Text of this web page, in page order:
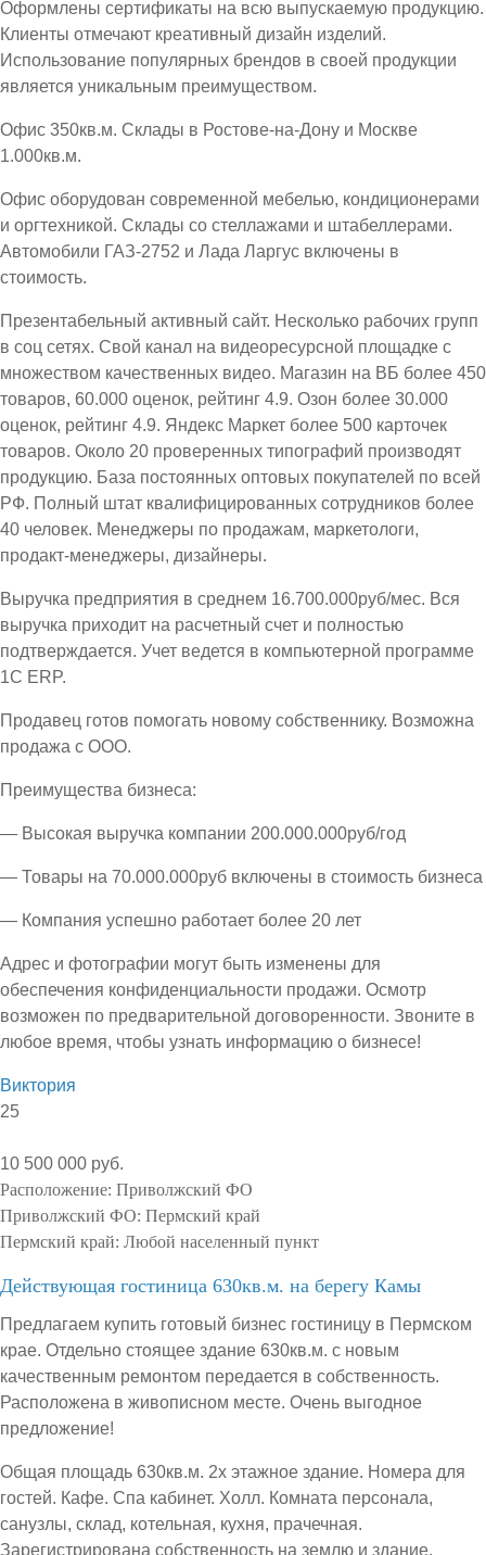
Оформлены сертификаты на всю выпускаемую продукцию.
Клиенты отмечают креативный дизайн изделий.
Использование популярных брендов в своей продукции
является уникальным преимуществом.
Офис 350кв.м. Склады в Ростове-на-Дону и Москве
1.000кв.м.
Офис оборудован современной мебелью, кондиционерами
и оргтехникой. Склады со стеллажами и штабеллерами.
Автомобили ГАЗ-2752 и Лада Ларгус включены в
стоимость.
Презентабельный активный сайт. Несколько рабочих групп
в соц сетях. Свой канал на видеоресурсной площадке с
множеством качественных видео. Магазин на ВБ более 450
товаров, 60.000 оценок, рейтинг 4.9. Озон более 30.000
оценок, рейтинг 4.9. Яндекс Маркет более 500 карточек
товаров. Около 20 проверенных типографий производят
продукцию. База постоянных оптовых покупателей по всей
РФ. Полный штат квалифицированных сотрудников более
40 человек. Менеджеры по продажам, маркетологи,
продакт-менеджеры, дизайнеры.
Выручка предприятия в среднем 16.700.000руб/мес. Вся
выручка приходит на расчетный счет и полностью
подтверждается. Учет ведется в компьютерной программе
1С ЕRP.
Продавец готов помогать новому собственнику. Возможна
продажа с ООО.
Преимущества бизнеса:
— Высокая выручка компании 200.000.000руб/год
— Товары на 70.000.000руб включены в стоимость бизнеса
— Компания успешно работает более 20 лет
Адрес и фотографии могут быть изменены для
обеспечения конфиденциальности продажи. Осмотр
возможен по предварительной договоренности. Звоните в
любое время, чтобы узнать информацию о бизнесе!
Виктория
25
10 500 000 руб.
Расположение: Приволжский ФО
Приволжский ФО: Пермский край
Пермский край: Любой населенный пункт
Действующая гостиница 630кв.м. на берегу Камы
Предлагаем купить готовый бизнес гостиницу в Пермском
крае. Отдельно стоящее здание 630кв.м. с новым
качественным ремонтом передается в собственность.
Расположена в живописном месте. Очень выгодное
предложение!
Общая площадь 630кв.м. 2х этажное здание. Номера для
гостей. Кафе. Спа кабинет. Холл. Комната персонала,
санузлы, склад, котельная, кухня, прачечная.
Зарегистрирована собственность на землю и здание.